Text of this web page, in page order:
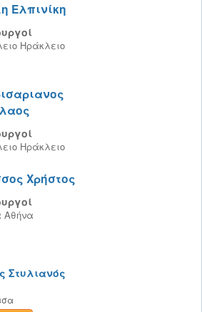
Ελπινίκη
Ηράκλειο
Ηράκλειο
Χρήστος
Αθήνα
Στυλιανός